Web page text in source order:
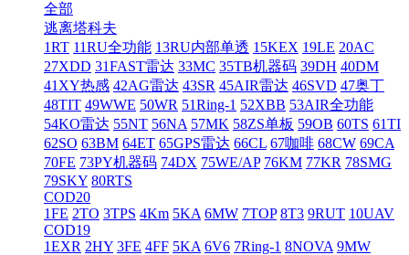
全部
逃离塔科夫
1RT 11RU全功能 13RU内部单透 15KEX 19LE 20AC
27XDD 31FAST雷达 33MC 35TB机器码 39DH 40DM
41XY热感 42AG雷达 43SR 45AIR雷达 46SVD 47奥丁
48TIT 49WWE 50WR 51Ring-1 52XBB 53AIR全功能
54KO雷达 55NT 56NA 57MK 58ZS单板 59OB 60TS 61TI
62SO 63BM 64ET 65GPS雷达 66CL 67咖啡 68CW 69CA
70FE 73PY机器码 74DX 75WE/AP 76KM 77KR 78SMG
79SKY 80RTS
COD20
1FE 2TO 3TPS 4Km 5KA 6MW 7TOP 8T3 9RUT 10UAV
COD19
1EXR 2HY 3FE 4FF 5KA 6V6 7Ring-1 8NOVA 9MW